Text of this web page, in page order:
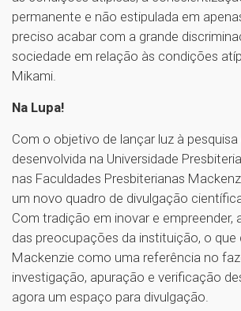
permanente e não estipulada em
preciso acabar com a grande
sociedade em relação às condições
Mikami.
Na Lupa!
Com o objetivo de lançar luz à
desenvolvida na Universidade
nas Faculdades Presbiterianas
um novo quadro de divulgação
Com tradição em inovar e empreender,
das preocupações da instituição, o
Mackenzie como uma referência no
investigação, apuração e verificação
agora um espaço para divulgação.